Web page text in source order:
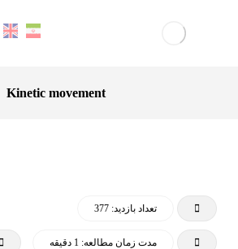
Kinetic movement
تعداد بازدید: 377
مدت زمان مطالعه: 1 دقیقه